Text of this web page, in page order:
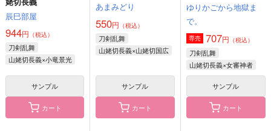
辰巳部屋
944円 （税込）
刀剣乱舞
山姥切長義×小竜景光
サンプル
カート
あまみどり
550円 （税込）
刀剣乱舞
山姥切長義×山姥切国広
サンプル
カート
ゆりかごから地獄ま
で。
専売 707円 （税込）
刀剣乱舞
山姥切長義×女審神者
サンプル
カート